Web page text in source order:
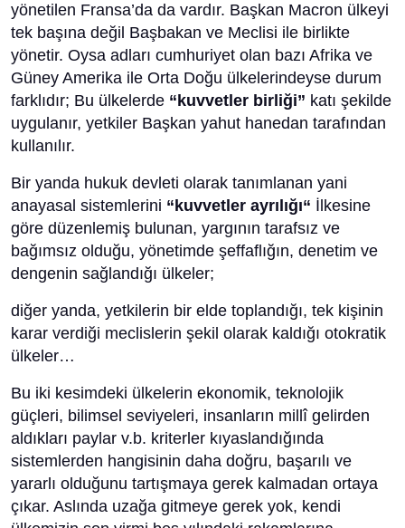
yönetilen Fransa’da da vardır. Başkan Macron ülkeyi
tek başına değil Başbakan ve Meclisi ile birlikte
yönetir. Oysa adları cumhuriyet olan bazı Afrika ve
Güney Amerika ile Orta Doğu ülkelerindeyse durum
farklıdır; Bu ülkelerde “kuvvetler birliği” katı şekilde
uygulanır, yetkiler Başkan yahut hanedan tarafından
kullanılır.
Bir yanda hukuk devleti olarak tanımlanan yani
anayasal sistemlerini “kuvvetler ayrılığı“ İlkesine
göre düzenlemiş bulunan, yargının tarafsız ve
bağımsız olduğu, yönetimde şeffaflığın, denetim ve
dengenin sağlandığı ülkeler;
diğer yanda, yetkilerin bir elde toplandığı, tek kişinin
karar verdiği meclislerin şekil olarak kaldığı otokratik
ülkeler…
Bu iki kesimdeki ülkelerin ekonomik, teknolojik
güçleri, bilimsel seviyeleri, insanların millî gelirden
aldıkları paylar v.b. kriterler kıyaslandığında
sistemlerden hangisinin daha doğru, başarılı ve
yararlı olduğunu tartışmaya gerek kalmadan ortaya
çıkar. Aslında uzağa gitmeye gerek yok, kendi